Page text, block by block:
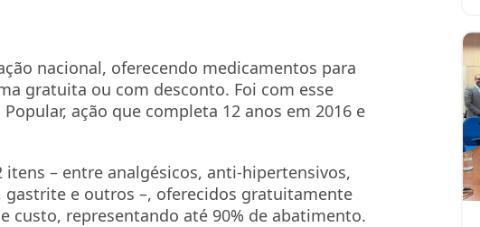
nacional, oferecendo medicamentos para
gratuita ou com desconto. Foi com esse
ação que completa 12 anos em 2016 e
– entre analgésicos, anti-hipertensivos,
e outros –, oferecidos gratuitamente
custo, representando até 90% de abatimento.